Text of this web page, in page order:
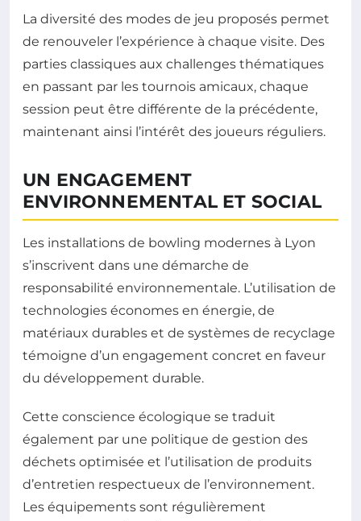
La diversité des modes de jeu proposés permet
de renouveler l’expérience à chaque visite. Des
parties classiques aux challenges thématiques
en passant par les tournois amicaux, chaque
session peut être différente de la précédente,
maintenant ainsi l’intérêt des joueurs réguliers.
UN ENGAGEMENT
ENVIRONNEMENTAL ET SOCIAL
Les installations de bowling modernes à Lyon
s’inscrivent dans une démarche de
responsabilité environnementale. L’utilisation de
technologies économes en énergie, de
matériaux durables et de systèmes de recyclage
témoigne d’un engagement concret en faveur
du développement durable.
Cette conscience écologique se traduit
également par une politique de gestion des
déchets optimisée et l’utilisation de produits
d’entretien respectueux de l’environnement.
Les équipements sont régulièrement